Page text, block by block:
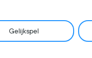
Gelijkspel